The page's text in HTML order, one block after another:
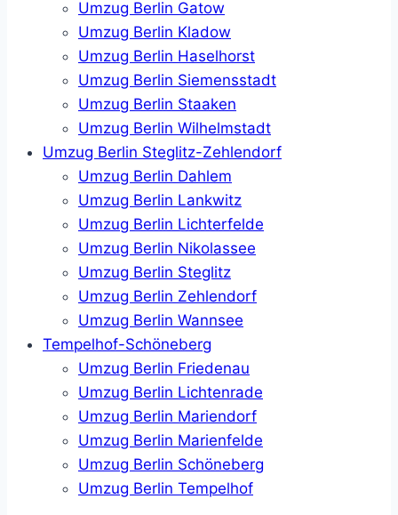
Umzug Berlin Gatow
Umzug Berlin Kladow
Umzug Berlin Haselhorst
Umzug Berlin Siemensstadt
Umzug Berlin Staaken
Umzug Berlin Wilhelmstadt
Umzug Berlin Steglitz-Zehlendorf
Umzug Berlin Dahlem
Umzug Berlin Lankwitz
Umzug Berlin Lichterfelde
Umzug Berlin Nikolassee
Umzug Berlin Steglitz
Umzug Berlin Zehlendorf
Umzug Berlin Wannsee
Tempelhof-Schöneberg
Umzug Berlin Friedenau
Umzug Berlin Lichtenrade
Umzug Berlin Mariendorf
Umzug Berlin Marienfelde
Umzug Berlin Schöneberg
Umzug Berlin Tempelhof